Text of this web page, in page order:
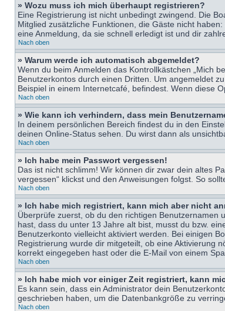
» Wozu muss ich mich überhaupt registrieren?
Eine Registrierung ist nicht unbedingt zwingend. Die
Mitglied zusätzliche Funktionen, die Gäste nicht
eine Anmeldung, da sie schnell erledigt ist und dir
Nach oben
» Warum werde ich automatisch abgemeldet?
Wenn du beim Anmelden das Kontrollkästchen „Mich
Benutzerkontos durch einen Dritten. Um angemeldet
Beispiel in einem Internetcafé, befindest. Wenn diese
Nach oben
» Wie kann ich verhindern, dass mein
In deinem persönlichen Bereich findest du in den
deinen Online-Status sehen. Du wirst dann als
Nach oben
» Ich habe mein Passwort vergessen!
Das ist nicht schlimm! Wir können dir zwar dein altes
vergessen“ klickst und den Anweisungen folgst. So
Nach oben
» Ich habe mich registriert, kann mich aber nicht
Überprüfe zuerst, ob du den richtigen Benutzernamen
hast, dass du unter 13 Jahre alt bist, musst du bzw.
Benutzerkonto vielleicht aktiviert werden. Bei einigen
Registrierung wurde dir mitgeteilt, ob eine Aktivierung
korrekt eingegeben hast oder die E-Mail von einem
Nach oben
» Ich habe mich vor einiger Zeit registriert, kann
Es kann sein, dass ein Administrator dein
geschrieben haben, um die Datenbankgröße zu
Nach oben